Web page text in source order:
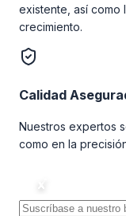
existente, así como
crecimiento.
Calidad
Nuestros expertos
como en la